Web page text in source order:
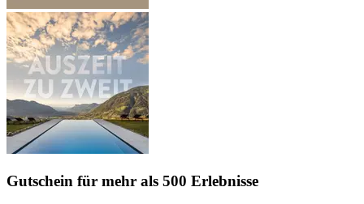
Gutschein für mehr als 500 Erlebnisse